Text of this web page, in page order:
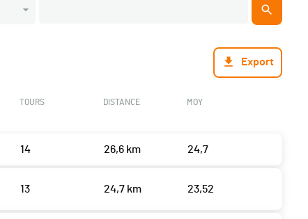
Export
TOURS DISTANCE MOY
14 26,6 km 24,7
13 24,7 km 23,52